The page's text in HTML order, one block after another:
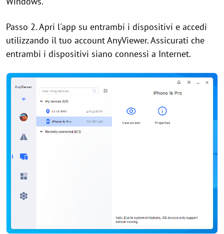
Passo 2. Apri l'app su entrambi i dispositivi e accedi
utilizzando il tuo account AnyViewer. Assicurati che
entrambi i dispositivi siano connessi a Internet.